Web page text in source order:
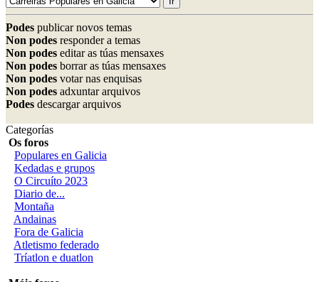
Podes publicar novos temas
Non podes responder a temas
Non podes editar as túas mensaxes
Non podes borrar as túas mensaxes
Non podes votar nas enquisas
Non podes adxuntar arquivos
Podes descargar arquivos
Categorías
Os foros
Populares en Galicia
Kedadas e grupos
O Circuíto 2023
Diario de...
Montaña
Andainas
Fora de Galicia
Atletismo federado
Tríatlon e duatlon